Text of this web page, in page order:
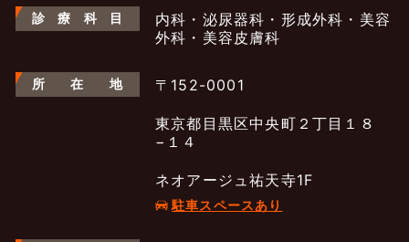
診 療 科 目
内科・泌尿器科・形成外科・美容
外科・美容皮膚科
所 在 地 〒152-0001
東京都目黒区中央町２丁目１８
−１４
ネオアージュ祐天寺1F
駐車スペースあり